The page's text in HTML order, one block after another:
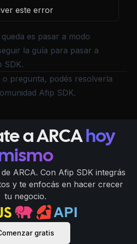
este error
es pasar a modo
la guía para pasar a
SDK.
pregunta, podés resolverla
Afip SDK.
a ARCA hoy
ARCA. Con Afip SDK integrás
y te enfocás en hacer crecer
tu negocio.
gratis